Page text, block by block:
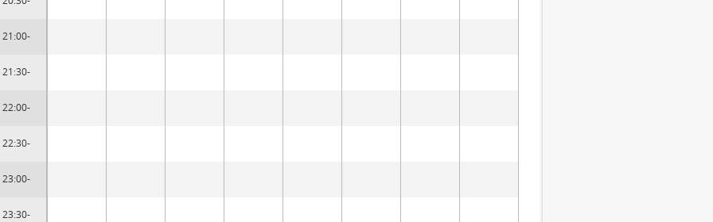
21:00-
21:30-
22:00-
22:30-
23:00-
23:30-